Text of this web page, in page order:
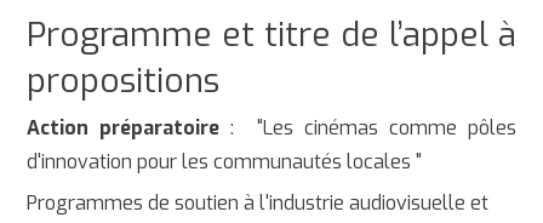
Programme et titre de l’appel à
propositions
Action préparatoire : "Les cinémas comme pôles
d'innovation pour les communautés locales "
Programmes de soutien à l'industrie audiovisuelle et